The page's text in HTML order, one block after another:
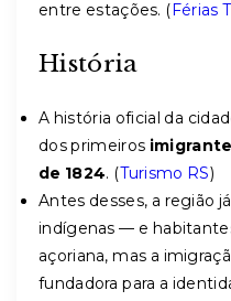
entre estações. (Férias
História
A história oficial da
dos primeiros
de 1824. (Turismo RS)
Antes desses, a região
indígenas — e
açoriana, mas a
fundadora para a